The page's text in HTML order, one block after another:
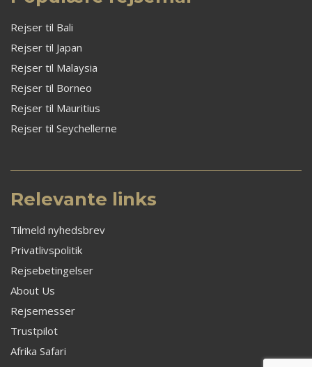
Rejser til Bali
Rejser til Japan
Rejser til Malaysia
Rejser til Borneo
Rejser til Mauritius
Rejser til Seychellerne
Relevante links
Tilmeld nyhedsbrev
Privatlivspolitik
Rejsebetingelser
About Us
Rejsemesser
Trustpilot
Afrika Safari